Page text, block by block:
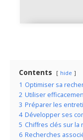
Contents hide
1 Optimiser sa
2 Utiliser
3 Préparer les
4 Développer ses
5 Chiffres clés sur la
6 Recherches